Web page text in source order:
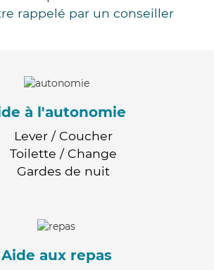
rappelé par un conseiller
à l'autonomie
Lever / Coucher
Toilette / Change
Gardes de nuit
Aide aux repas